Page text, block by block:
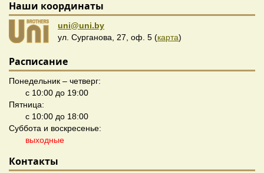
Наши координаты
uni@uni.by
ул. Сурганова, 27, оф. 5 (карта)
Расписание
Понедельник – четверг:
с 10:00 до 19:00
Пятница:
с 10:00 до 18:00
Суббота и воскресенье:
выходные
Контакты